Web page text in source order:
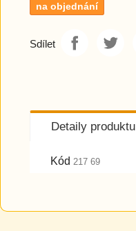
na objednání
Sdílet
Detaily produktu
Kód 217 69